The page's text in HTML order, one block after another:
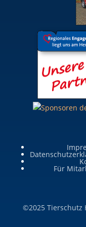
Für
©2025 Tierschutz